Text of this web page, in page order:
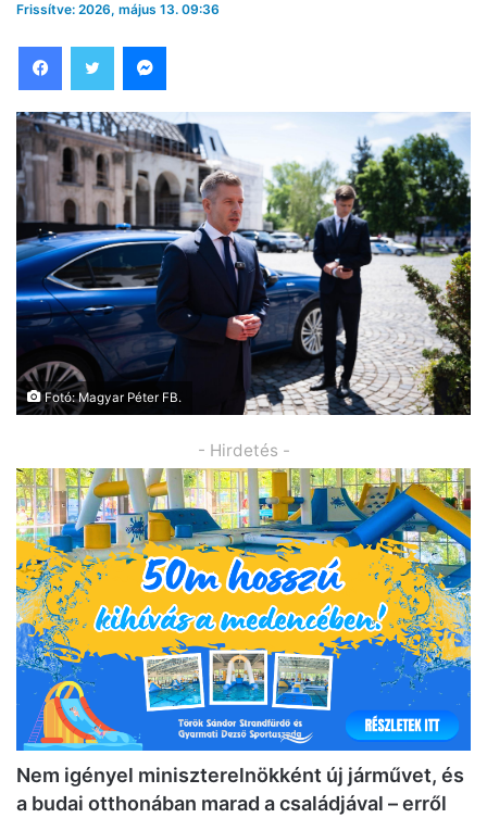
Frissítve: 2026, május 13. 09:36
Fotó: Magyar Péter FB.
- Hirdetés -
Nem igényel miniszterelnökként új járművet, és
a budai otthonában marad a családjával – erről